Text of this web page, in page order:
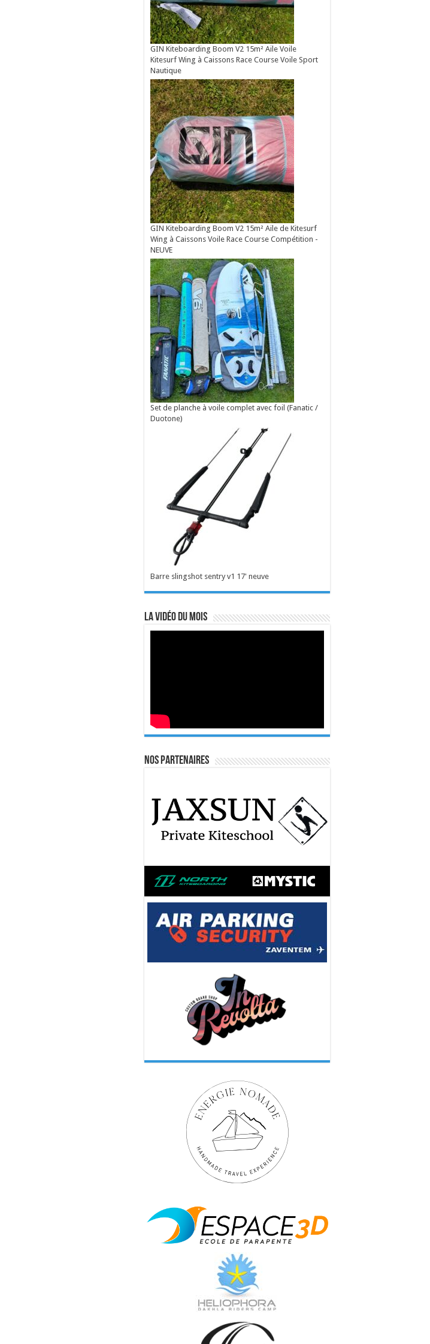
GIN Kiteboarding Boom V2 15m² Aile Voile
Kitesurf Wing à Caissons Race Course Voile Sport
Nautique
GIN Kiteboarding Boom V2 15m² Aile de Kitesurf
Wing à Caissons Voile Race Course Compétition -
NEUVE
Set de planche à voile complet avec foil (Fanatic /
Duotone)
Barre slingshot sentry v1 17' neuve
La vidéo du mois
Nos Partenaires